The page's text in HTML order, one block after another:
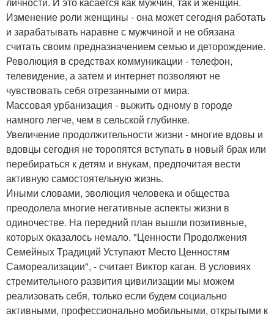
Изменение роли женщины - она может сегодня работать
и зарабатывать наравне с мужчиной и не обязана
считать своим предназначением семью и деторождение.
Революция в средствах коммуникации - телефон,
телевидение, а затем и интернет позволяют не
чувствовать себя отрезанными от мира.
Массовая урбанизация - выжить одному в городе
намного легче, чем в сельской глубинке.
Увеличение продолжительности жизни - многие вдовы и
вдовцы сегодня не торопятся вступать в новый брак или
перебираться к детям и внукам, предпочитая вести
активную самостоятельную жизнь.
Иными словами, эволюция человека и общества
преодолела многие негативные аспекты жизни в
одиночестве. На передний план вышли позитивные,
которых оказалось немало. "Ценности Продолжения
Семейных Традиций Уступают Место Ценностям
Самореализации", - считает Виктор каган. В условиях
стремительного развития цивилизации мы можем
реализовать себя, только если будем социально
активными, профессионально мобильными, открытыми к